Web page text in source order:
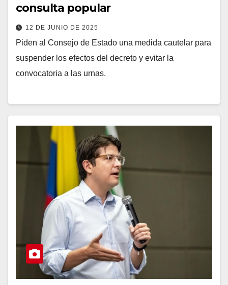
consulta popular
12 DE JUNIO DE 2025
Piden al Consejo de Estado una medida cautelar para
suspender los efectos del decreto y evitar la
convocatoria a las urnas.